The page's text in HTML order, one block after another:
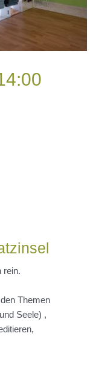
rein.
Themen
Seele) ,
,